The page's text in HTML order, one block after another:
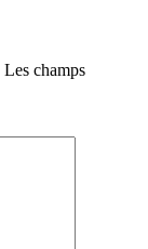
Les champs